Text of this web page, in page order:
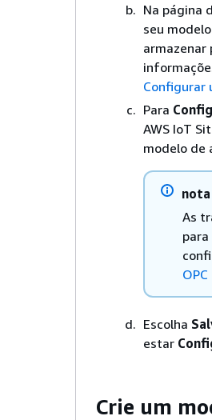
Na página
seu
armazenar
Configurar
Para
AWS IoT
modelo de
nota
As
Escolha
estar
Crie um